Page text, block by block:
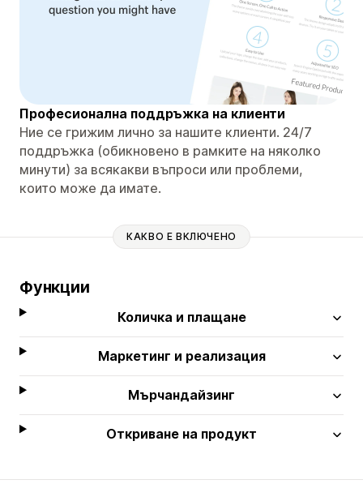
Професионална поддръжка на клиенти
Ние се грижим лично за нашите клиенти. 24/7
поддръжка (обикновено в рамките на няколко
минути) за всякакви въпроси или проблеми,
които може да имате.
КАКВО Е ВКЛЮЧЕНО
Функции
Количка и плащане
Маркетинг и реализация
Мърчандайзинг
Откриване на продукт